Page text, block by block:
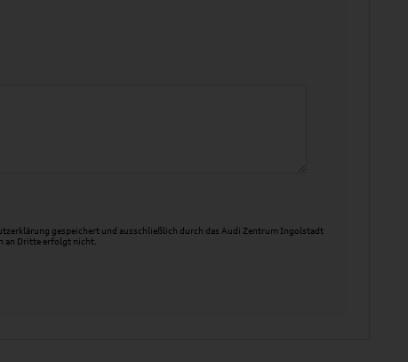
gespeichert und ausschließlich durch das Audi Zentrum Ingolstadt
an Dritte erfolgt nicht.